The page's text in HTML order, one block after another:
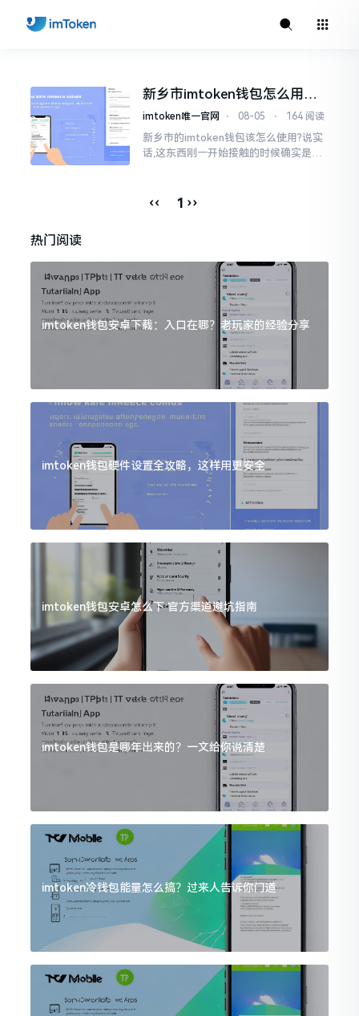
新乡市imtoken钱包怎么用？
新乡老铁教你避坑
imtoken唯一官网 ⋅ 08-05 ⋅ 164 阅读
新乡市的imtoken钱包该怎么使用?说实
话,这东西刚一开始接触的时候确实是会
来而已
‹‹ 1 ››
热门阅读
imtoken钱包安卓下载：入口在哪？老玩家的经验分享
imtoken钱包硬件设置全攻略，这样用更安全
imtoken钱包安卓怎么下 官方渠道避坑指南
imtoken钱包是哪年出来的？一文给你说清楚
imtoken冷钱包能量怎么搞？过来人告诉你门道